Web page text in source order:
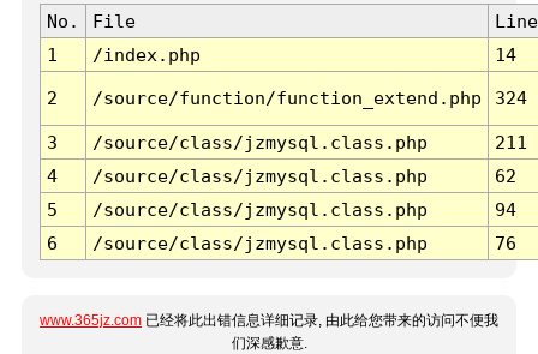
No. File
Line
1
/index.php 14
2 /source/function/function_extend.php 324
3 /source/class/jzmysql.class.php
211
4
/source/class/jzmysql.class.php
62
5
/source/class/jzmysql.class.php
94
6
/source/class/jzmysql.class.php 76
www.365jz.com 已经将此出错信息详细记录, 由此给您带来的访问不便我
们深感歉意.